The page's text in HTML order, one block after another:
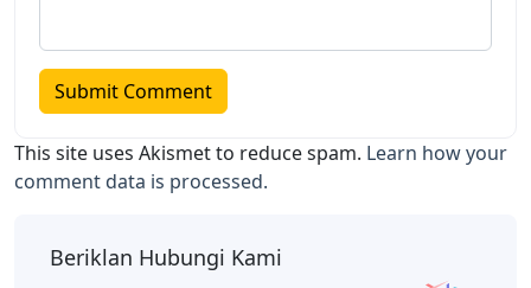
This site uses Akismet to reduce spam. Learn how your
comment data is processed.
Beriklan Hubungi Kami